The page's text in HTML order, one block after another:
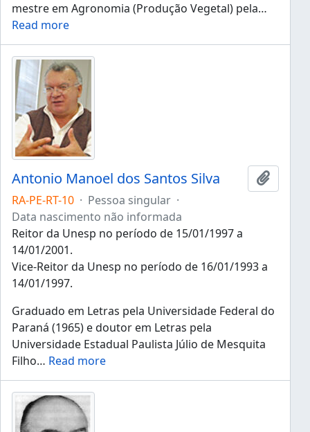
mestre em Agronomia (Produção Vegetal) pela…
Read more
Antonio Manoel dos Santos Silva
RA-PE-RT-10 · Pessoa singular ·
Data nascimento não informada
Reitor da Unesp no período de 15/01/1997 a
14/01/2001.
Vice-Reitor da Unesp no período de 16/01/1993 a
14/01/1997.
Graduado em Letras pela Universidade Federal do
Paraná (1965) e doutor em Letras pela
Universidade Estadual Paulista Júlio de Mesquita
Filho… Read more